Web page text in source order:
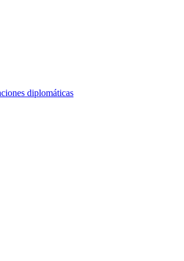
diplomáticas